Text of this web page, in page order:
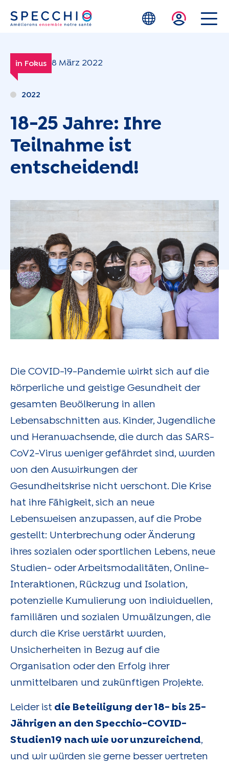
Zum Hauptinhalt springen
in Fokus 8 März 2022
2022
18-25 Jahre: Ihre
Teilnahme ist
entscheidend!
Die COVID-19-Pandemie wirkt sich auf die
körperliche und geistige Gesundheit der
gesamten Bevölkerung in allen
Lebensabschnitten aus. Kinder, Jugendliche
und Heranwachsende, die durch das SARS-
CoV2-Virus weniger gefährdet sind, wurden
von den Auswirkungen der
Gesundheitskrise nicht verschont. Die Krise
hat ihre Fähigkeit, sich an neue
Lebensweisen anzupassen, auf die Probe
gestellt: Unterbrechung oder Änderung
ihres sozialen oder sportlichen Lebens, neue
Studien- oder Arbeitsmodalitäten, Online-
Interaktionen, Rückzug und Isolation,
potenzielle Kumulierung von individuellen,
familiären und sozialen Umwälzungen, die
durch die Krise verstärkt wurden,
Unsicherheiten in Bezug auf die
Organisation oder den Erfolg ihrer
unmittelbaren und zukünftigen Projekte.
Leider ist die Beteiligung der 18- bis 25-
Jährigen an den Specchio-COVID-
Studien19 nach wie vor unzureichend,
und wir würden sie gerne besser vertreten